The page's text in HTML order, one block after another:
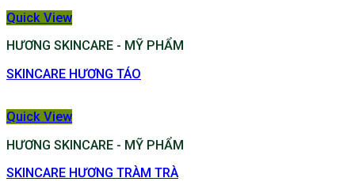
Quick View
HƯƠNG SKINCARE - MỸ PHẨM
SKINCARE HƯƠNG TÁO
Quick View
HƯƠNG SKINCARE - MỸ PHẨM
SKINCARE HƯƠNG TRÀM TRÀ